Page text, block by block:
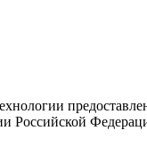
Российской